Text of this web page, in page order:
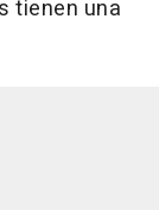
tienen una